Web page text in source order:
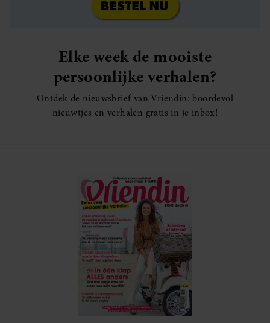
Elke week de mooiste
persoonlijke verhalen?
Ontdek de nieuwsbrief van Vriendin: boordevol
nieuwtjes en verhalen gratis in je inbox!